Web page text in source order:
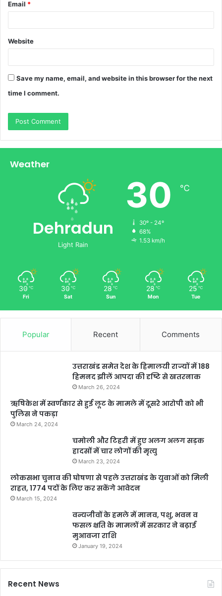
Email *
Website
Save my name, email, and website in this browser for the next
time I comment.
Weather
Dehradun
Light Rain
30 ℃
30º - 24º
68%
1.53 km/h
30 ℃
Fri
30 ℃
Sat
28 ℃
Sun
28 ℃
Mon
25 ℃
Tue
Popular Recent Comments
उत्तराखंड समेत देश के हिमालयी राज्यों में 188
हिमनद झीलें आपदा की दृष्टि से खतरनाक
March 26, 2024
ऋषिकेश में स्वर्णकार से हुई लूट के मामले में दूसरे आरोपी को भी
पुलिस ने पकड़ा
March 24, 2024
चमोली और टिहरी में हुए अलग अलग सड़क
हादसों में चार लोगों की मृत्यु
March 23, 2024
लोकसभा चुनाव की घोषणा से पहले उत्तराखंड के युवाओं को मिली
राहत, 1774 पदों के लिए कर सकेंगे आवेदन
March 15, 2024
वन्यजीवों के हमले में मानव, पशु, भवन व
फसल क्षति के मामलों में सरकार ने बढ़ाई
मुआवजा राशि
January 19, 2024
Recent News